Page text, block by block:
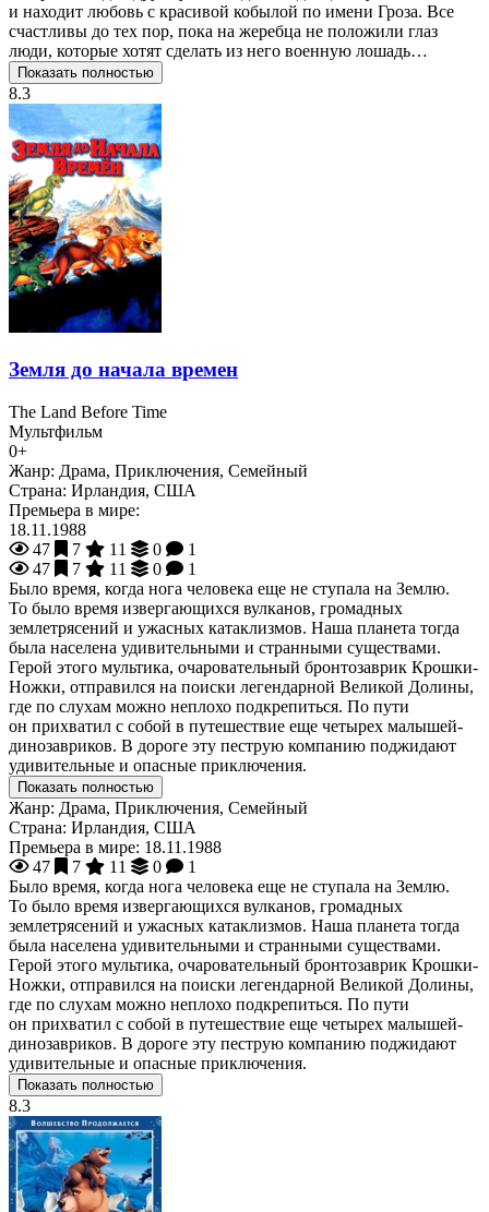
и находит любовь с красивой кобылой по имени Гроза. Все
счастливы до тех пор, пока на жеребца не положили глаз
люди, которые хотят сделать из него военную лошадь…
Показать полностью
8.3
Земля до начала времен
The Land Before Time
Мультфильм
0+
Жанр: Драма, Приключения, Семейный
Страна: Ирландия, США
Премьера в мире:
18.11.1988
47
7 11 0
1
47
7 11 0
1
Было время, когда нога человека еще не ступала на Землю.
То было время извергающихся вулканов, громадных
землетрясений и ужасных катаклизмов. Наша планета тогда
была населена удивительными и странными существами.
Герой этого мультика, очаровательный бронтозаврик Крошки-
Ножки, отправился на поиски легендарной Великой Долины,
где по слухам можно неплохо подкрепиться. По пути
он прихватил с собой в путешествие еще четырех малышей-
динозавриков. В дороге эту пеструю компанию поджидают
удивительные и опасные приключения.
Показать полностью
Жанр: Драма, Приключения, Семейный
Страна: Ирландия, США
Премьера в мире: 18.11.1988
47
7 11 0
1
Было время, когда нога человека еще не ступала на Землю.
То было время извергающихся вулканов, громадных
землетрясений и ужасных катаклизмов. Наша планета тогда
была населена удивительными и странными существами.
Герой этого мультика, очаровательный бронтозаврик Крошки-
Ножки, отправился на поиски легендарной Великой Долины,
где по слухам можно неплохо подкрепиться. По пути
он прихватил с собой в путешествие еще четырех малышей-
динозавриков. В дороге эту пеструю компанию поджидают
удивительные и опасные приключения.
Показать полностью
8.3